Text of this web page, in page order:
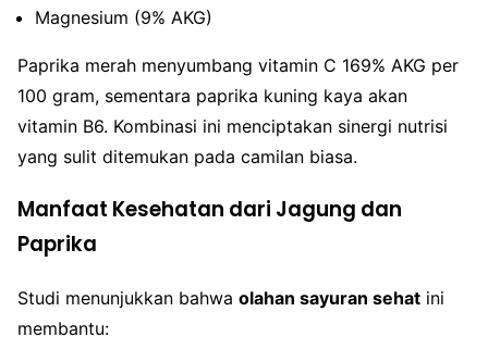
Magnesium (9% AKG)
Paprika merah menyumbang vitamin C 169% AKG per
100 gram, sementara paprika kuning kaya akan
vitamin B6. Kombinasi ini menciptakan sinergi nutrisi
yang sulit ditemukan pada camilan biasa.
Manfaat Kesehatan dari Jagung dan
Paprika
Studi menunjukkan bahwa olahan sayuran sehat ini
membantu: